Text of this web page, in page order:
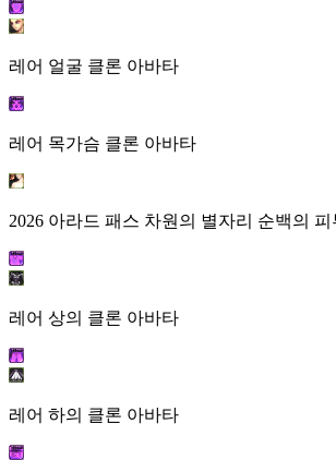
레어 얼굴 클론 아바타
레어 목가슴 클론 아바타
2026 아라드 패스 차원의 별자리 순백의 피
레어 상의 클론 아바타
레어 하의 클론 아바타